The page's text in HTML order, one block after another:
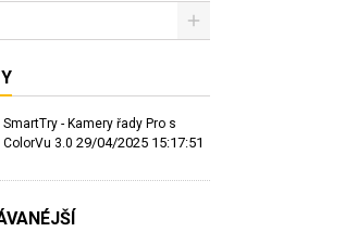
SmartTry - Kamery řady Pro s
ColorVu 3.0 29/04/2025 15:17:51